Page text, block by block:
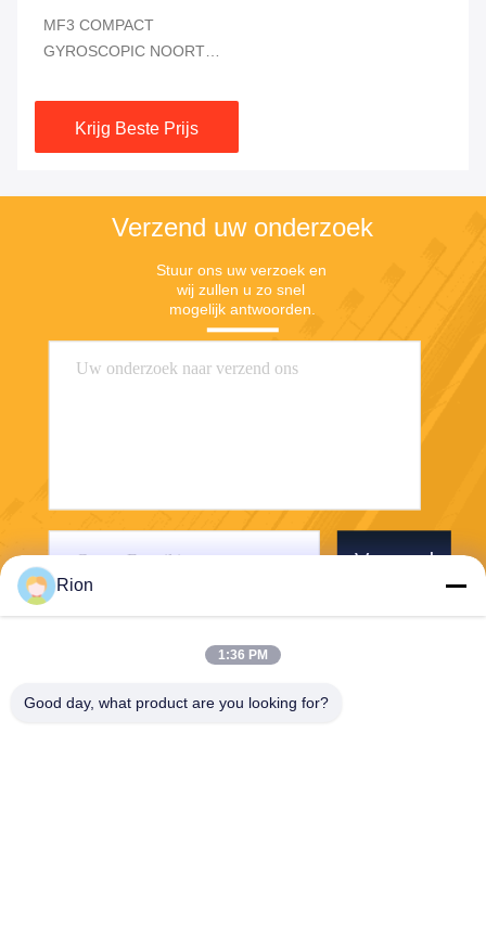
MF3 COMPACT
GYROSCOPIC NOORTH
High-precision azimuth
navigatieKrijg Beste Prijs
Verzend uw onderzoek
Stuur ons uw verzoek en
wij zullen u zo snel
mogelijk antwoorden.
Verzend
Rion
1:36 PM
Good day, what product are you looking for?